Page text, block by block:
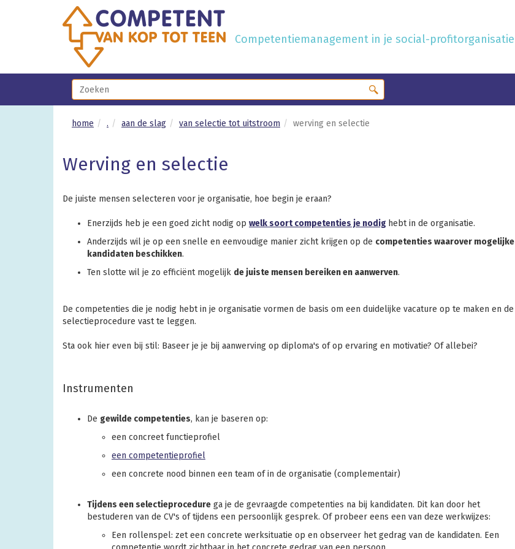
Competentiemanagement in je social-profitorganisatie
home . aan de slag van selectie tot uitstroom werving en selectie
Werving en selectie
De juiste mensen selecteren voor je organisatie, hoe begin je eraan?
Enerzijds heb je een goed zicht nodig op welk soort competenties je nodig hebt in de organisatie.
Anderzijds wil je op een snelle en eenvoudige manier zicht krijgen op de competenties waarover mogelijke
kandidaten beschikken.
Ten slotte wil je zo efficiënt mogelijk de juiste mensen bereiken en aanwerven.
De competenties die je nodig hebt in je organisatie vormen de basis om een duidelijke vacature op te maken en de
selectieprocedure vast te leggen.
Sta ook hier even bij stil: Baseer je je bij aanwerving op diploma's of op ervaring en motivatie? Of allebei?
Instrumenten
De gewilde competenties, kan je baseren op:
een concreet functieprofiel
een competentieprofiel
een concrete nood binnen een team of in de organisatie (complementair)
Tijdens een selectieprocedure ga je de gevraagde competenties na bij kandidaten. Dit kan door het
bestuderen van de CV's of tijdens een persoonlijk gesprek. Of probeer eens een van deze werkwijzes:
Een rollenspel: zet een concrete werksituatie op en observeer het gedrag van de kandidaten. Een